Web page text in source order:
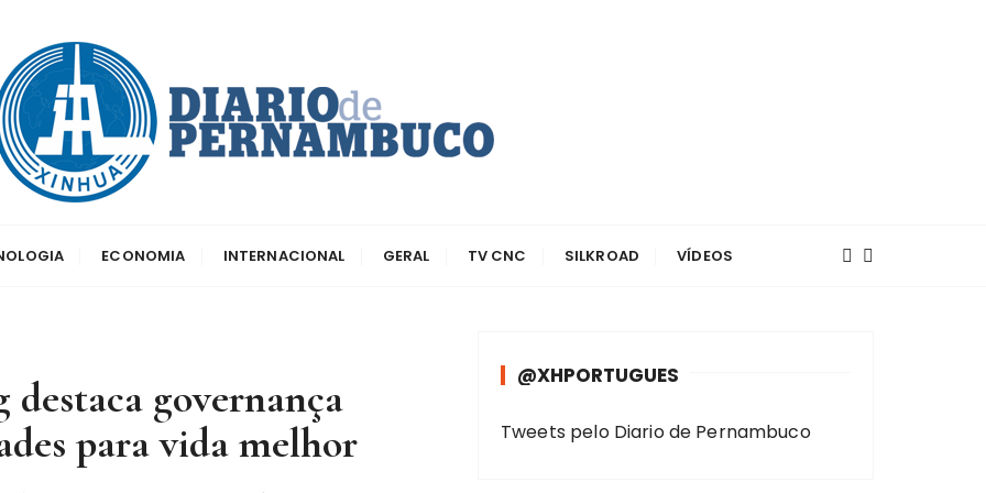
Pernambuco
ECONOMIA INTERNACIONAL GERAL TV CNC SILKROAD VÍDEOS
governança
para vida melhor
@XHPORTUGUES
Tweets pelo Diario de Pernambuco